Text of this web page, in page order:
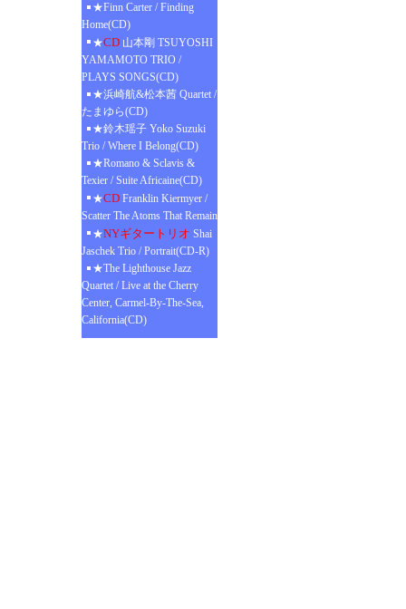
★Finn Carter / Finding
Home(CD)
★CD 山本剛 TSUYOSHI
YAMAMOTO TRIO /
PLAYS SONGS(CD)
★浜崎航&松本茜 Quartet /
たまゆら(CD)
★鈴木瑶子 Yoko Suzuki
Trio / Where I Belong(CD)
★Romano & Sclavis &
Texier / Suite Africaine(CD)
★CD Franklin Kiermyer /
Scatter The Atoms That Remain
★NYギタートリオ Shai
Jaschek Trio / Portrait(CD-R)
★The Lighthouse Jazz
Quartet / Live at the Cherry
Center, Carmel-By-The-Sea,
California(CD)